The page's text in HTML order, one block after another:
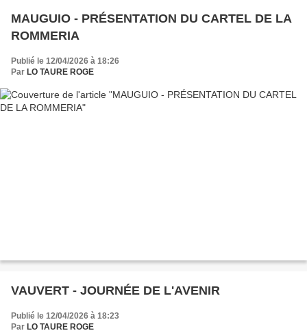
MAUGUIO - PRÉSENTATION DU CARTEL DE LA
ROMMERIA
Publié le 12/04/2026 à 18:26
Par LO TAURE ROGE
VAUVERT - JOURNÉE DE L'AVENIR
Publié le 12/04/2026 à 18:23
Par LO TAURE ROGE